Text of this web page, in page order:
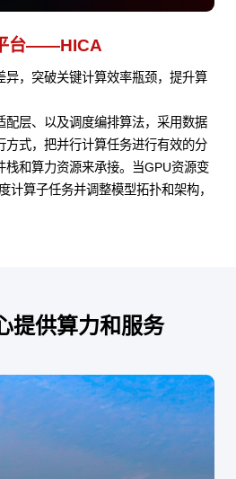
台——HICA
异，突破关键计算效率瓶颈，提升算
配层、以及调度编排算法，采用数据
方式，把并行计算任务进行有效的分
栈和算力资源来承接。当GPU资源变
计算子任务并调整模型拓扑和架构，
提供算力和服务